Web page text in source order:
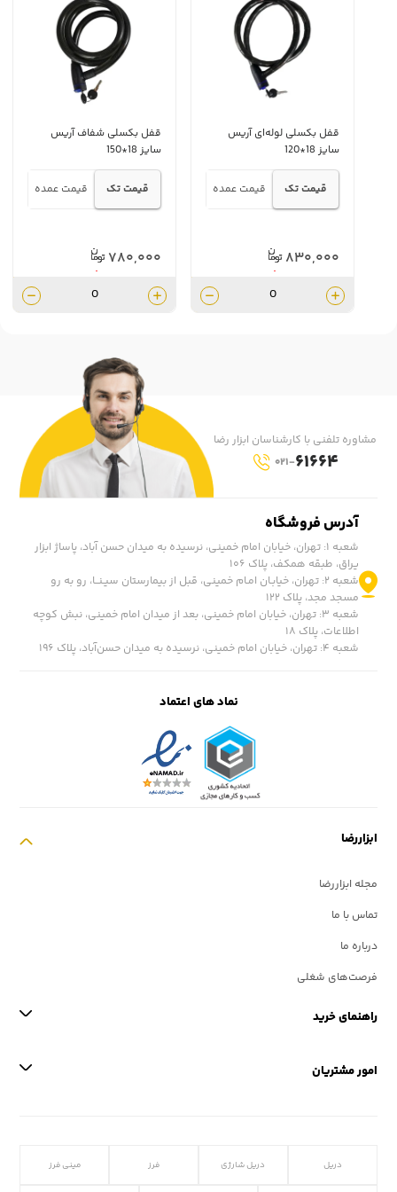
قفل بکسلی لوله‌ای آریس
سایز 18*120
قیمت تک قیمت عمده
۸۳۰,۰۰۰
۶۶۴,۰۰۰
قفل بکسلی شفاف آریس
سایز 18*150
قیمت تک قیمت عمده
۷۸۰,۰۰۰
۶۲۴,۰۰۰
آدرس فروشگاه
شعبه ۱: تهران، خیابان امام خمینی، نرسیده به میدان حسن آباد، پاساژ ابزار
یراق، طبقه همکف، پلاک ۱۰۶
شعبه ۲: تهران، خیابـان امـام خمینی، قبل از بیمارستان سیـنــا، رو به رو
مسجد مجد، پلاک ۱۲۲
شعبه ۳: تهران، خیابان امام خمینی، بعد از میدان امام خمینی، نبش کوچه
اطلاعات، پلاک ۱۸
شعبه ۴: تهران، خیابان امام خمینی، نرسیده به میدان حسن‌آباد، پلاک ١۹۶
مشاوره تلفنی با کارشناسان ابزار رضا
021-61664
امور مشتریان
راهنمای خرید
ابزاررضا
مجله ابزاررضا
تماس با ما
درباره ما
فرصت‌های شغلی
نماد های اعتماد
دریل دریل شارژی فرز مینی فرز